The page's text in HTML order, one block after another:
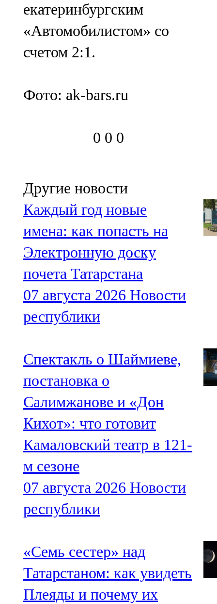
екатеринбургским
«Автомобилистом» со
счетом 2:1.
Фото: ak-bars.ru
0 0 0
Другие новости
Каждый год новые
имена: как попасть на
Электронную доску
почета Татарстана
07 августа 2026 Новости
республики
Спектакль о Шаймиеве,
постановка о
Салимжанове и «Дон
Кихот»: что готовит
Камаловский театр в 121-
м сезоне
07 августа 2026 Новости
республики
«Семь сестер» над
Татарстаном: как увидеть
Плеяды и почему их